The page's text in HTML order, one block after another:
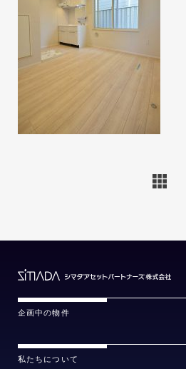
企画中の物件
私たちについて